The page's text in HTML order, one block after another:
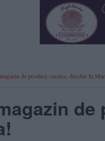
de produse casnice, deschis în